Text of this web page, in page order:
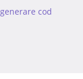
cod